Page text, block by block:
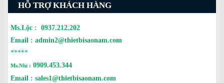
HỖ TRỢ KHÁCH HÀNG
Ms.Lộc : 0937.212.202
Email : admin2@thietbisaonam.com
*****
Ms.Nhi : 0909.453.344
Email : sales1@thietbisaonam.com